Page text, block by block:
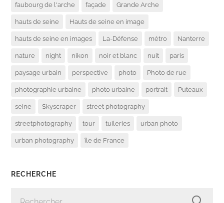
faubourg de l'arche façade Grande Arche
hauts de seine Hauts de seine en image
hauts de seine en images La-Défense métro Nanterre
nature night nikon noir et blanc nuit paris
paysage urbain perspective photo Photo de rue
photographie urbaine photo urbaine portrait Puteaux
seine Skyscraper street photography
streetphotography tour tuileries urban photo
urban photography île de France
RECHERCHE